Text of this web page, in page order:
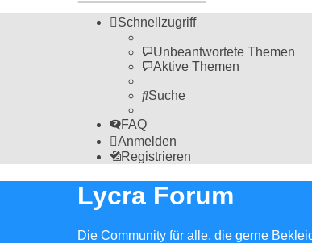
Schnellzugriff
Unbeantwortete Themen
Aktive Themen
Suche
FAQ
Anmelden
Registrieren
Lycra Forum
Die Community für alle, die gerne